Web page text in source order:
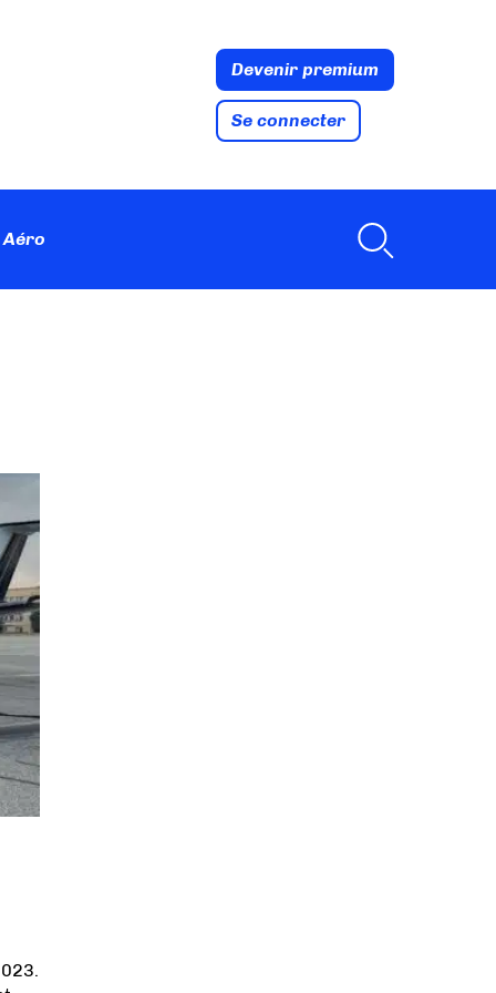
Devenir premium
Se connecter